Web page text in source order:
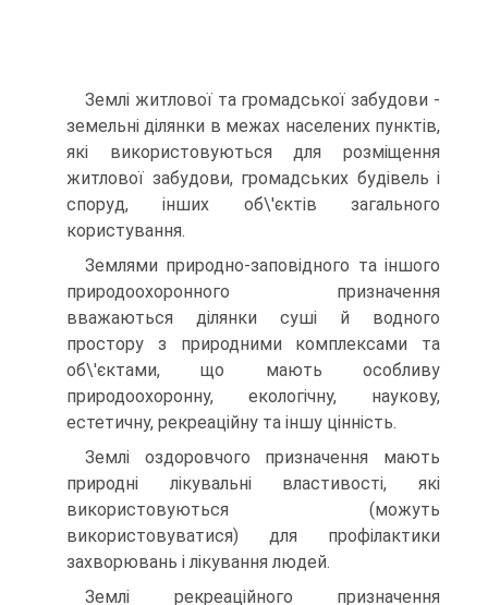
Землі житлової та громадської забудови -
земельні ділянки в межах населених пунктів,
які використовуються для розміщення
житлової забудови, громадських будівель і
споруд, інших об\'єктів загального
користування.
Землями природно-заповідного та іншого
природоохоронного призначення
вважаються ділянки суші й водного
простору з природними комплексами та
об\'єктами, що мають особливу
природоохоронну, екологічну, наукову,
естетичну, рекреаційну та іншу цінність.
Землі оздоровчого призначення мають
природні лікувальні властивості, які
використовуються (можуть
використовуватися) для профілактики
захворювань і лікування людей.
Землі рекреаційного призначення